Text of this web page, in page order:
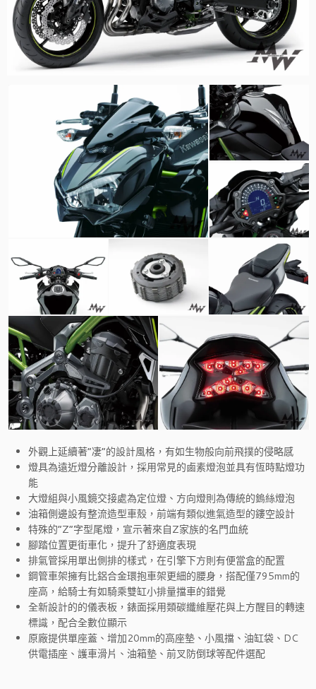
外觀上延續著”凄”的設計風格，有如生物般向前飛撲的侵略感
燈具為遠近燈分離設計，採用常見的鹵素燈泡並具有恆時點燈功
能
大燈組與小風鏡交接處為定位燈、方向燈則為傳統的鎢絲燈泡
油箱側邊設有整流造型車殼，前端有類似進氣造型的鏤空設計
特殊的”Z”字型尾燈，宣示著來自Z家族的名門血統
腳踏位置更街車化，提升了舒適度表現
排氣管採用單出側排的樣式，在引擎下方則有便當盒的配置
鋼管車架擁有比鋁合金環抱車架更細的腰身，搭配僅795mm的
座高，給騎士有如騎乘雙缸小排量擋車的錯覺
全新設計的的儀表板，錶面採用類碳纖維壓花與上方醒目的轉速
標識，配合全數位顯示
原廠提供單座蓋、增加20mm的高座墊、小風擋、油缸袋、DC
供電插座、護車滑片、油箱墊、前叉防倒球等配件選配